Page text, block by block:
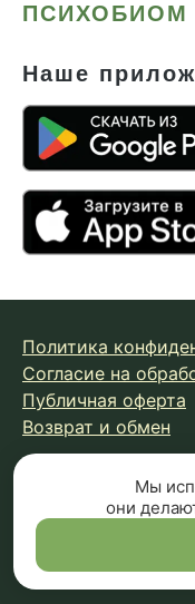
ПСИХОБИОМ
Наше
Политика
Согласие на
Публичная оферта
Возврат и обмен
© 2026 Fungiline —
Копирование
Вся информация на
не является
Мы
они